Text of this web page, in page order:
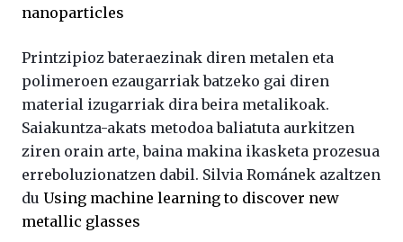
nanoparticles
Printzipioz bateraezinak diren metalen eta
polimeroen ezaugarriak batzeko gai diren
material izugarriak dira beira metalikoak.
Saiakuntza-akats metodoa baliatuta aurkitzen
ziren orain arte, baina makina ikasketa prozesua
erreboluzionatzen dabil. Silvia Románek azaltzen
du Using machine learning to discover new
metallic glasses